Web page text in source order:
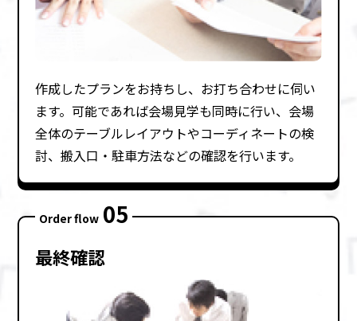
作成したプランをお持ちし、お打ち合わせに伺い
ます。可能であれば会場⾒学も同時に⾏い、会場
全体のテーブルレイアウトやコーディネートの検
討、搬⼊⼝・駐⾞⽅法などの確認を⾏います。
Order flow 05
最終確認